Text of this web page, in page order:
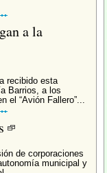
a la
recibido esta
Barrios, a los
“Avión Fallero”...
de corporaciones
municipal y